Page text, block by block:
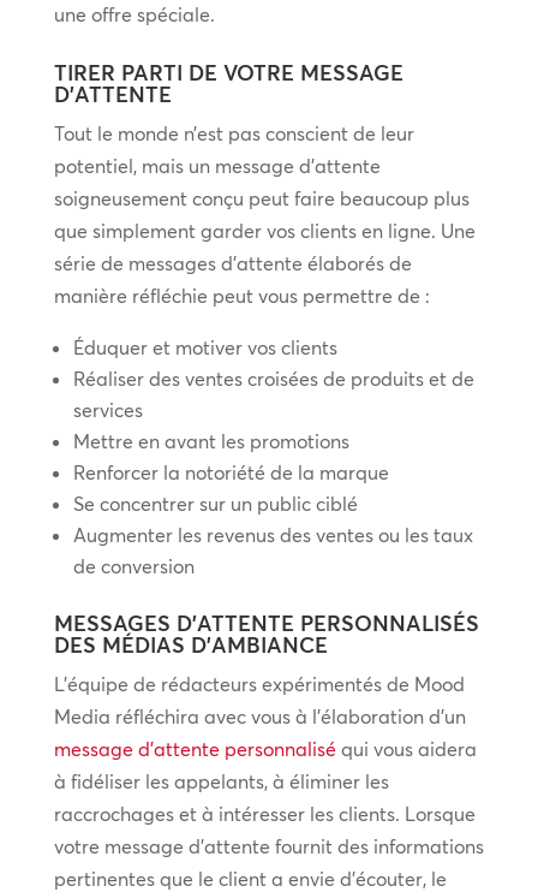
une offre spéciale.
TIRER PARTI DE VOTRE MESSAGE
D’ATTENTE
Tout le monde n’est pas conscient de leur
potentiel, mais un message d’attente
soigneusement conçu peut faire beaucoup plus
que simplement garder vos clients en ligne. Une
série de messages d’attente élaborés de
manière réfléchie peut vous permettre de :
Éduquer et motiver vos clients
Réaliser des ventes croisées de produits et de
services
Mettre en avant les promotions
Renforcer la notoriété de la marque
Se concentrer sur un public ciblé
Augmenter les revenus des ventes ou les taux
de conversion
MESSAGES D’ATTENTE PERSONNALISÉS
DES MÉDIAS D’AMBIANCE
L’équipe de rédacteurs expérimentés de Mood
Media réfléchira avec vous à l’élaboration d’un
message d’attente personnaliséqui vous aidera
à fidéliser les appelants, à éliminer les
raccrochages et à intéresser les clients. Lorsque
votre message d’attente fournit des informations
pertinentes que le client a envie d’écouter, le